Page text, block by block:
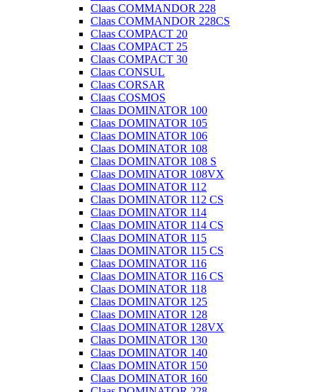
Claas COMMANDOR 228
Claas COMMANDOR 228CS
Claas COMPACT 20
Claas COMPACT 25
Claas COMPACT 30
Claas CONSUL
Claas CORSAR
Claas COSMOS
Claas DOMINATOR 100
Claas DOMINATOR 105
Claas DOMINATOR 106
Claas DOMINATOR 108
Claas DOMINATOR 108 S
Claas DOMINATOR 108VX
Claas DOMINATOR 112
Claas DOMINATOR 112 CS
Claas DOMINATOR 114
Claas DOMINATOR 114 CS
Claas DOMINATOR 115
Claas DOMINATOR 115 CS
Claas DOMINATOR 116
Claas DOMINATOR 116 CS
Claas DOMINATOR 118
Claas DOMINATOR 125
Claas DOMINATOR 128
Claas DOMINATOR 128VX
Claas DOMINATOR 130
Claas DOMINATOR 140
Claas DOMINATOR 150
Claas DOMINATOR 160